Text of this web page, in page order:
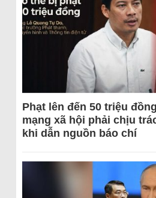
Phạt lên đến 50 triệu
mạng xã hội phải chịu
khi dẫn nguồn báo chí